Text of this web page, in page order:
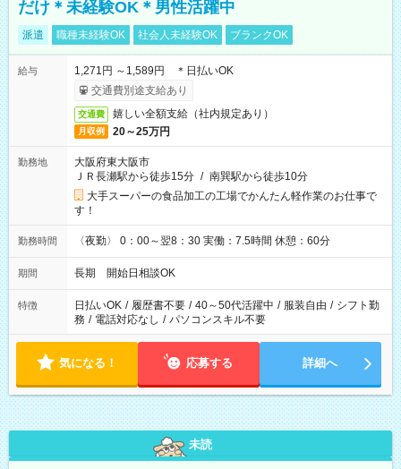
だけ＊未経験OK＊男性活躍中
派遣 職種未経験OK 社会人未経験OK ブランクOK
給与
1,271円 ～1,589円 ＊日払いOK
交通費別途支給あり
交通費 嬉しい全額支給（社内規定あり）
月収例 20～25万円
勤務地
大阪府東大阪市
ＪＲ長瀬駅から徒歩15分 / 南巽駅から徒歩10分
大手スーパーの食品加工の工場でかんたん軽作業のお仕事で
す！
勤務時間 〈夜勤〉 0：00～翌8：30 実働：7.5時間 休憩：60分
期間 長期 開始日相談OK
特徴 日払いOK / 履歴書不要 / 40～50代活躍中 / 服装自由 / シフト勤
務 / 電話対応なし / パソコンスキル不要
気になる！ 応募する 詳細へ
未読